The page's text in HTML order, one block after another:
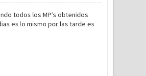
todos los MP's obtenidos
es lo mismo por las tarde es